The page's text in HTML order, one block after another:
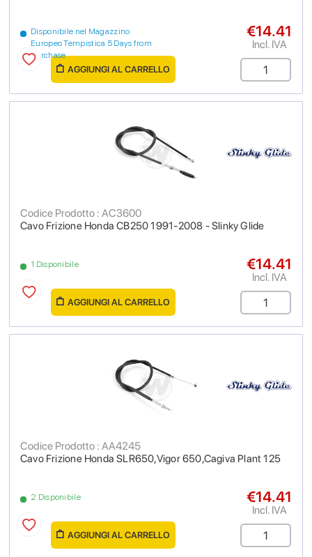
Disponibile nel Magazzino
Europeo Tempistica 5 Days from
purchase
€14.41
Incl. IVA
AGGIUNGI AL CARRELLO
Cavo Frizione Honda CB250 1991-2008 - Slinky Glide
Codice Prodotto : AC3600
1 Disponibile €14.41
Incl. IVA
AGGIUNGI AL CARRELLO
Cavo Frizione Honda SLR650,Vigor 650,Cagiva Plant 125
Codice Prodotto : AA4245
2 Disponibile €14.41
Incl. IVA
AGGIUNGI AL CARRELLO